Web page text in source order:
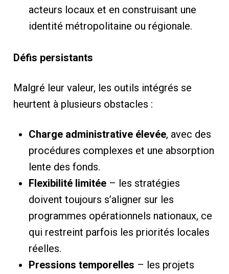
acteurs locaux et en construisant une
identité métropolitaine ou régionale.
Défis persistants
Malgré leur valeur, les outils intégrés se
heurtent à plusieurs obstacles :
Charge administrative élevée, avec des
procédures complexes et une absorption
lente des fonds.
Flexibilité limitée– les stratégies
doivent toujours s’aligner sur les
programmes opérationnels nationaux, ce
qui restreint parfois les priorités locales
réelles.
Pressions temporelles – les projets